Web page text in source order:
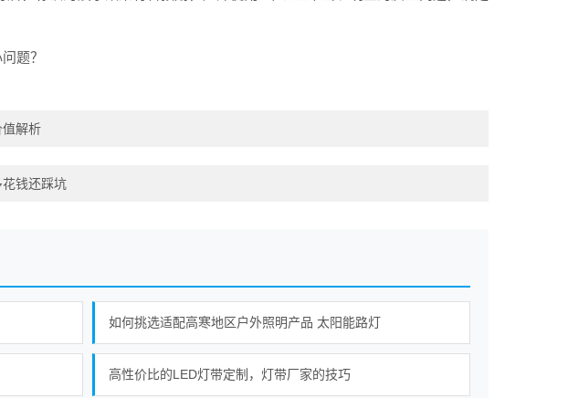
题？
解析
钱还踩坑
如何挑选适配高寒地区户外照明产品 太阳能路灯
高性价比的LED灯带定制，灯带厂家的技巧